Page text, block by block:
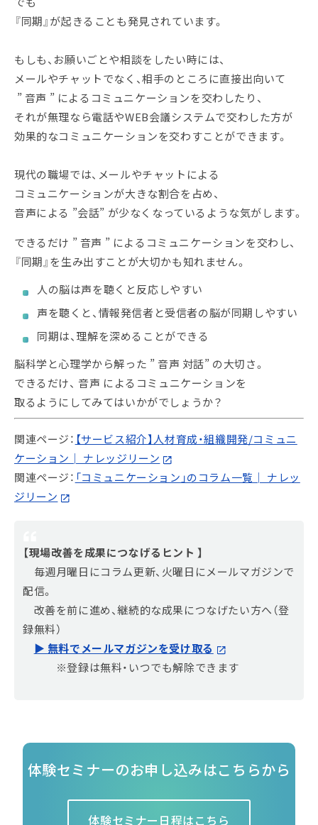
『同期』が起きることも発見されています。
もしも、お願いごとや相談をしたい時には、
メールやチャットでなく、相手のところに直接出向いて
” 音声 ” によるコミュニケーションを交わしたり、
それが無理なら電話やWEB会議システムで交わした方が
効果的なコミュニケーションを交わすことができます。
現代の職場では、メールやチャットによる
コミュニケーションが大きな割合を占め、
音声による ”会話” が少なくなっているような気がします。
できるだけ ” 音声 ” によるコミュニケーションを交わし、
『同期』を生み出すことが大切かも知れません。
人の脳は声を聴くと反応しやすい
声を聴くと、情報発信者と受信者の脳が同期しやすい
同期は、理解を深めることができる
脳科学と心理学から解った ” 音声 対話” の大切さ。
できるだけ、 音声 によるコミュニケーションを
取るようにしてみてはいかがでしょうか？
関連ページ： 【サービス紹介】人材育成・組織開発/コミュニ
ケーション│ ナレッジリーン
関連ページ： 「コミュニケーション」のコラム一覧│ ナレッ
ジリーン
【現場改善を成果につなげるヒント 】
毎週月曜日にコラム更新、火曜日にメールマガジンで
配信。
改善を前に進め、継続的な成果につなげたい方へ（登
録無料）
▶ 無料でメールマガジンを受け取る
※登録は無料・いつでも解除できます
体験セミナーのお申し込みはこちらから
体験セミナー日程はこちら